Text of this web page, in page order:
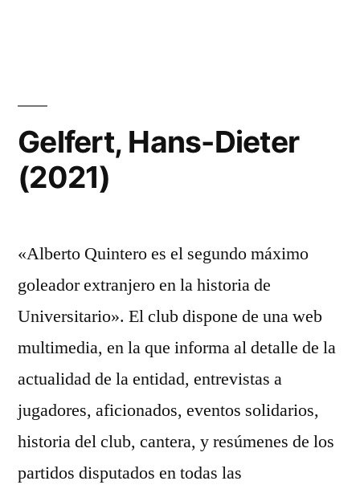
Gelfert, Hans-Dieter
(2021)
«Alberto Quintero es el segundo máximo
goleador extranjero en la historia de
Universitario». El club dispone de una web
multimedia, en la que informa al detalle de la
actualidad de la entidad, entrevistas a
jugadores, aficionados, eventos solidarios,
historia del club, cantera, y resúmenes de los
partidos disputados en todas las